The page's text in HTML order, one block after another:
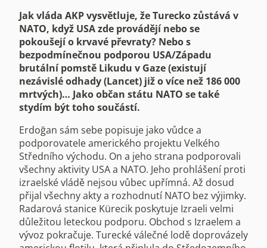
Jak vláda AKP vysvětluje, že Turecko zůstává v
NATO, když USA zde provádějí nebo se
pokoušejí o krvavé převraty? Nebo s
bezpodmínečnou podporou USA/Západu
brutální pomstě Likudu v Gaze (existují
nezávislé odhady (Lancet) již o více než 186 000
mrtvých)… Jako občan státu NATO se také
stydím být toho součástí.
Erdoğan sám sebe popisuje jako vůdce a
podporovatele amerického projektu Velkého
Středního východu. On a jeho strana podporovali
všechny aktivity USA a NATO. Jeho prohlášení proti
izraelské vládě nejsou vůbec upřímná. Až dosud
přijal všechny akty a rozhodnutí NATO bez výjimky.
Radarová stanice Kürecik poskytuje Izraeli velmi
důležitou leteckou podporu. Obchod s Izraelem a
vývoz pokračuje. Turecké válečné lodě doprovázely